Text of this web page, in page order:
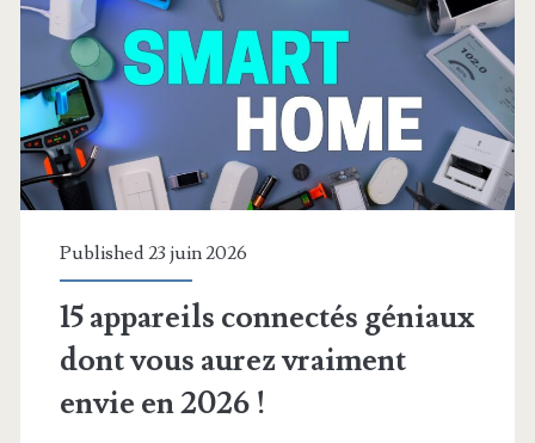
des
chaleurs
extrêmes,
comment
Published 23 juin 2026
15 appareils connectés géniaux
dont vous aurez vraiment
envie en 2026 !